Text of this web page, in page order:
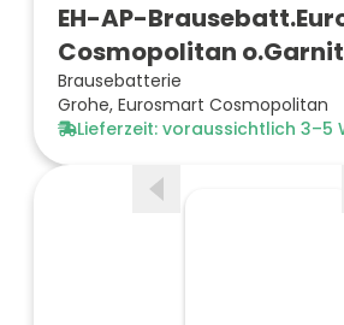
EH-AP-
Cosmopolitan
Brausebatterie
Grohe, Eurosmart Cosmopolitan
Lieferzeit: voraussichtlich 3–5